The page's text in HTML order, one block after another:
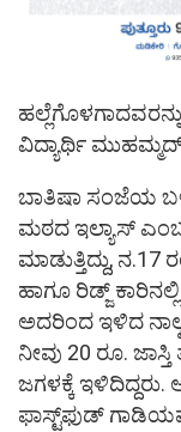
ವಿದ್ಯಾರ್ಥಿ
ಬಾತಿಷಾ ಸಂಜೆಯ
ಮಠದ ಇಲ್ಯಾಸ್
ಮಾಡುತ್ತಿದ್ದು, ನ.17
ಹಾಗೂ ರಿಡ್ಜ್
ಅದರಿಂದ ಇಳಿದ
ನೀವು 20 ರೂ.
ಜಗಳಕ್ಕೆ
ಫಾಸ್ಟ್‌ಫುಡ್